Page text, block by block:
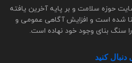
حوزه سلامت و بر پایه آخرین یافته
شده است و افزایش آگاهی عمومی و
سنگ بنای وجود خود نهاده است.
کنید